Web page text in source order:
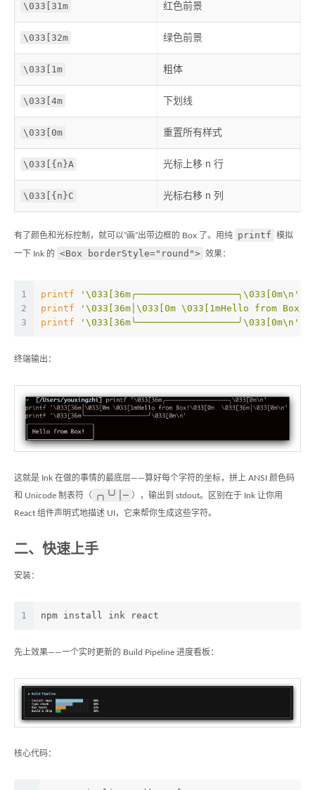
\033[31m 红色前景
\033[32m 绿色前景
\033[1m 粗体
\033[4m 下划线
\033[0m 重置所有样式
\033[{n}A 光标上移 n 行
\033[{n}C 光标右移 n 列
有了颜色和光标控制，就可以”画”出带边框的 Box 了。用纯 printf 模拟
一下 Ink 的 <Box borderStyle="round"> 效果：
1
2
3
printf
'\033[36m╭──────────────────╮\033[0m\n'
printf
'\033[36m│\033[0m \033[1mHello from
printf
'\033[36m╰──────────────────╯\033[0m\n'
终端输出：
这就是 Ink 在做的事情的最底层——算好每个字符的坐标，拼上 ANSI 颜色码
和 Unicode 制表符（ ╭╮╰╯│─ ），输出到 stdout。区别在于 Ink 让你用
React 组件声明式地描述 UI，它来帮你生成这些字符。
二、快速上手
安装：
1 npm install ink react
先上效果——一个实时更新的 Build Pipeline 进度看板：
核心代码：